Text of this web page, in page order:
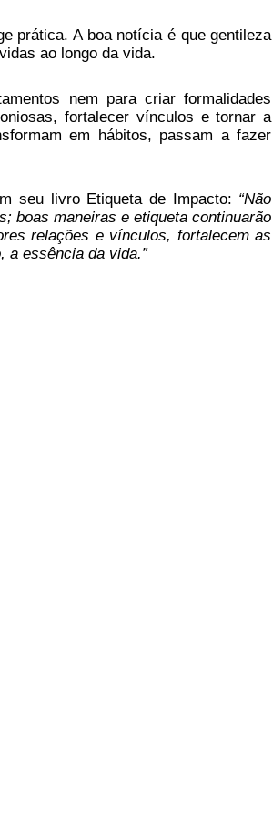
prática. A boa notícia é que gentileza
ao longo da vida.
nem para criar formalidades
fortalecer vínculos e tornar a
em hábitos, passam a fazer
seu livro Etiqueta de Impacto: “Não
boas maneiras e etiqueta continuarão
relações e vínculos, fortalecem as
a essência da vida.”